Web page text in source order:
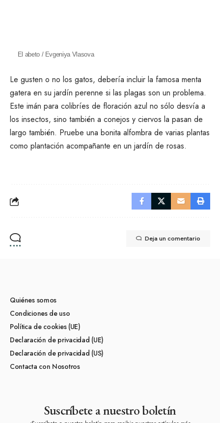
El abeto / Evgeniya Vlasova
Le gusten o no los gatos, debería incluir la famosa menta
gatera en su jardín perenne si las plagas son un problema.
Este imán para colibríes de floración azul no sólo desvía a
los insectos, sino también a conejos y ciervos la pasan de
largo también. Pruebe una bonita alfombra de varias plantas
como plantación acompañante en un jardín de rosas.
Deja un comentario
Quiénes somos
Condiciones de uso
Política de cookies (UE)
Declaración de privacidad (UE)
Declaración de privacidad (US)
Contacta con Nosotros
Suscríbete a nuestro boletín